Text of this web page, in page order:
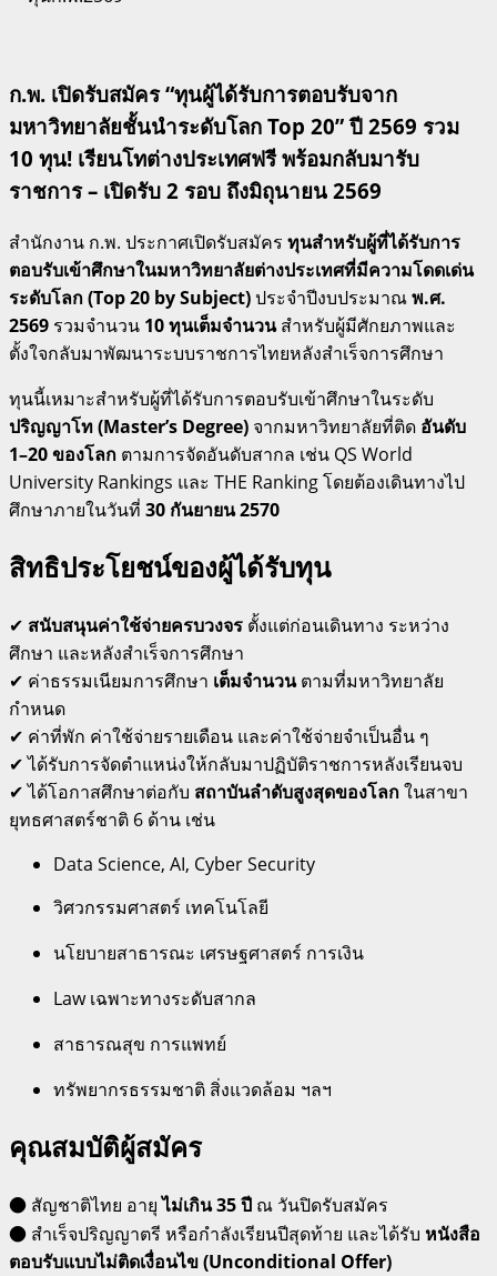
ก.พ. เปิดรับสมัคร “ทุนผู้ได้รับการตอบรับจาก
มหาวิทยาลัยชั้นนำระดับโลก Top 20” ปี 2569 รวม
10 ทุน! เรียนโทต่างประเทศฟรี พร้อมกลับมารับ
ราชการ – เปิดรับ 2 รอบ ถึงมิถุนายน 2569
สำนักงาน ก.พ. ประกาศเปิดรับสมัคร ทุนสำหรับผู้ที่ได้รับการ
ตอบรับเข้าศึกษาในมหาวิทยาลัยต่างประเทศที่มีความโดดเด่น
ระดับโลก (Top 20 by Subject)ประจำปีงบประมาณพ.ศ.
2569 รวมจำนวน 10 ทุนเต็มจำนวนสำหรับผู้มีศักยภาพและ
ตั้งใจกลับมาพัฒนาระบบราชการไทยหลังสำเร็จการศึกษา
ทุนนี้เหมาะสำหรับผู้ที่ได้รับการตอบรับเข้าศึกษาในระดับ
ปริญญาโท (Master’s Degree) จากมหาวิทยาลัยที่ติด อันดับ
1–20 ของโลก ตามการจัดอันดับสากล เช่น QS World
University Rankings และ THE Ranking โดยต้องเดินทางไป
ศึกษาภายในวันที่ 30 กันยายน 2570
สิทธิประโยชน์ของผู้ได้รับทุน
✔ สนับสนุนค่าใช้จ่ายครบวงจร ตั้งแต่ก่อนเดินทาง ระหว่าง
ศึกษา และหลังสำเร็จการศึกษา
✔ ค่าธรรมเนียมการศึกษา เต็มจำนวนตามที่มหาวิทยาลัย
กำหนด
✔ ค่าที่พัก ค่าใช้จ่ายรายเดือน และค่าใช้จ่ายจำเป็นอื่น ๆ
✔ ได้รับการจัดตำแหน่งให้กลับมาปฏิบัติราชการหลังเรียนจบ
✔ ได้โอกาสศึกษาต่อกับ สถาบันลำดับสูงสุดของโลกในสาขา
ยุทธศาสตร์ชาติ 6 ด้าน เช่น
Data Science, AI, Cyber Security
วิศวกรรมศาสตร์ เทคโนโลยี
นโยบายสาธารณะ เศรษฐศาสตร์ การเงิน
Law เฉพาะทางระดับสากล
สาธารณสุข การแพทย์
ทรัพยากรธรรมชาติ สิ่งแวดล้อม ฯลฯ
คุณสมบัติผู้สมัคร
● สัญชาติไทย อายุไม่เกิน 35 ปี ณ วันปิดรับสมัคร
● สำเร็จปริญญาตรี หรือกำลังเรียนปีสุดท้าย และได้รับ หนังสือ
ตอบรับแบบไม่ติดเงื่อนไข (Unconditional Offer)